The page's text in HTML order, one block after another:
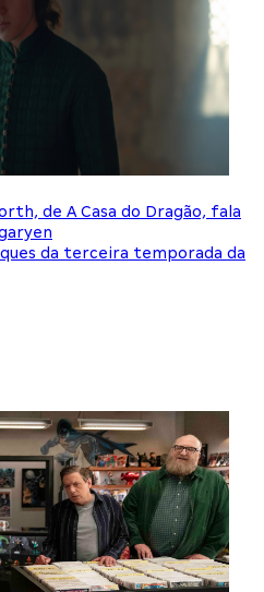
de A Casa do Dragão, fala
da terceira temporada da